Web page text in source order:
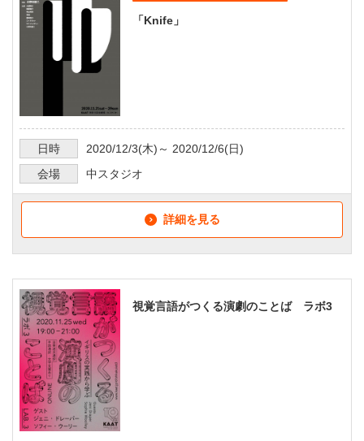
「Knife」
日時 2020/12/3(木)～ 2020/12/6(日)
会場
中スタジオ
詳細を見る
視覚言語がつくる演劇のことば ラボ3